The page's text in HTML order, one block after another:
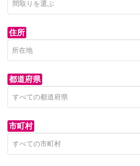
住所
都道府県
市町村